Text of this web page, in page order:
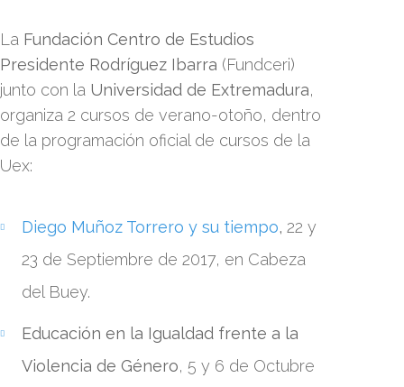
La Fundación Centro de Estudios
Presidente Rodríguez Ibarra (Fundceri)
junto con la Universidad de Extremadura,
organiza 2 cursos de verano-otoño, dentro
de la programación oficial de cursos de la
Uex:
Diego Muñoz Torrero y su tiempo, 22 y
23 de Septiembre de 2017, en Cabeza
del Buey.
Educación en la Igualdad frente a la
Violencia de Género, 5 y 6 de Octubre